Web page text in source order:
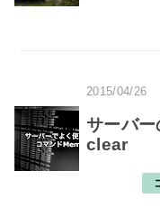
2015/04/26
サーバー
clear